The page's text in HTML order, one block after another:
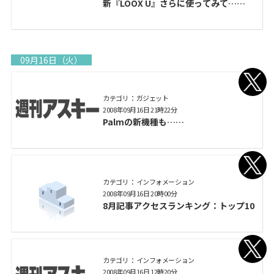
新『LOOX U』さらに使ってみて……
09月16日（火）
カテゴリ： ガジェット
Palmの新機種も……
2008年09月16日 21時22分
カテゴリ： インフォメーション
8月記事アクセスランキング：トップ10
2008年09月16日 20時00分
カテゴリ： インフォメーション
2008年09月16日 12時20分